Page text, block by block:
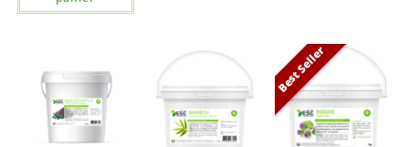
Best Seller